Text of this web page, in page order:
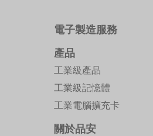
電子製造服務
產品
工業級產品
工業級記憶體
工業電腦擴充卡
關於品安